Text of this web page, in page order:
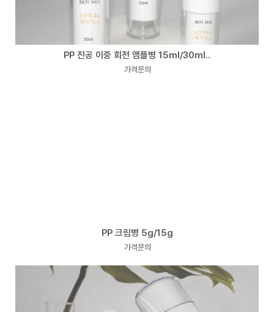
PP 진공 이중 회전 앰플병 15ml/30ml..
가격문의
PP 크림병 5g/15g
가격문의